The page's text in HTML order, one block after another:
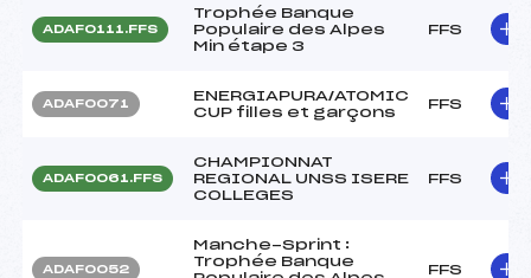
ADAF0111.FFS
Trophée Banque
Populaire des Alpes
Min étape 3
FFS
ADAF0071
ENERGIAPURA/ATOMIC
CUP filles et garçons
FFS
ADAF0061.FFS
CHAMPIONNAT
REGIONAL UNSS ISERE
COLLEGES
FFS
ADAF0052
Manche-Sprint :
Trophée Banque
FFS